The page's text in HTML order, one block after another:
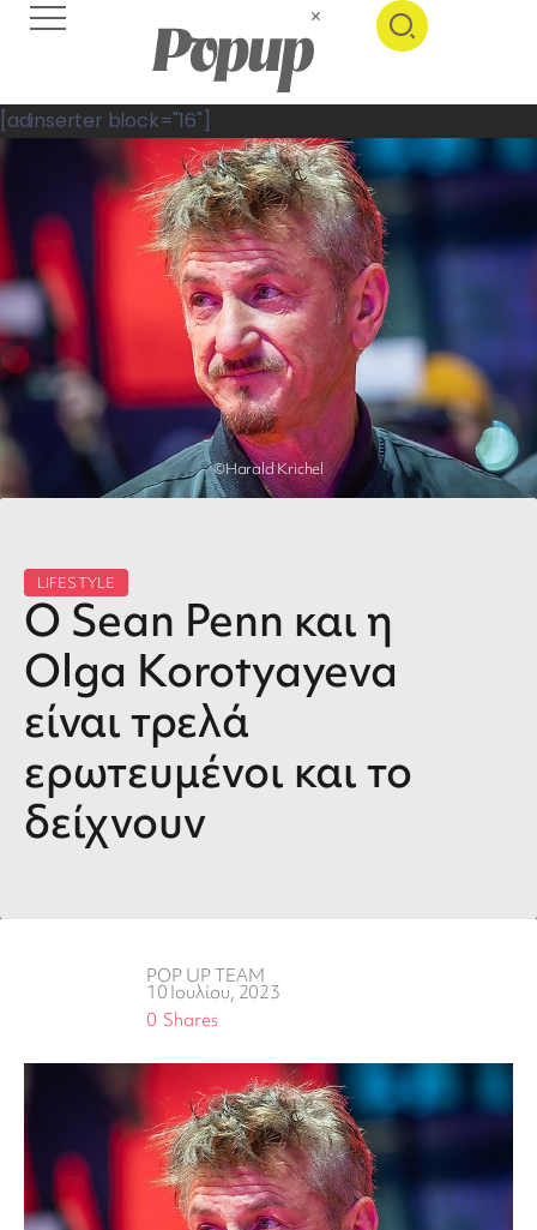
[adinserter block="16"]
LIFESTYLE
Ο Sean Penn και η
Olga Korotyayeva
είναι τρελά
ερωτευμένοι και το
δείχνουν
©Harald Krichel
POP UP TEAM
10 Ιουλίου, 2023
Shares
0